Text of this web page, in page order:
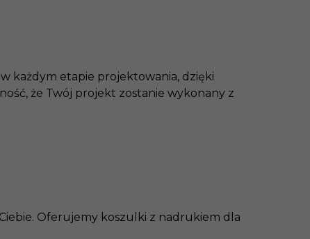
w każdym etapie projektowania, dzięki
że Twój projekt zostanie wykonany z
Oferujemy koszulki z nadrukiem dla